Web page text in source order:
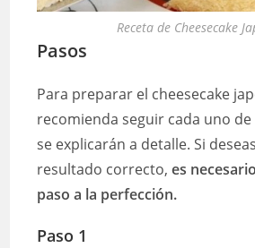
Receta de Cheesecake
Pasos
Para preparar el cheesecake
recomienda seguir cada uno
se explicarán a detalle. Si
resultado correcto,es
paso a la perfección.
Paso 1